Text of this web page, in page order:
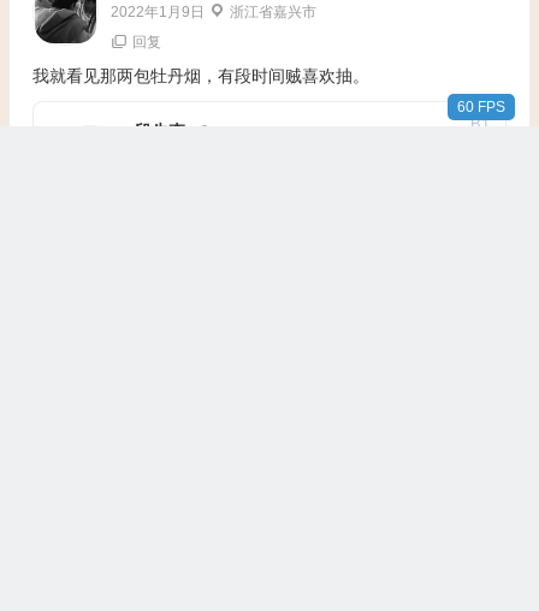
2022年1月9日 浙江省嘉兴市
回复
我就看见那两包牡丹烟，有段时间贼喜欢抽。
段先森 B1
57 FPS